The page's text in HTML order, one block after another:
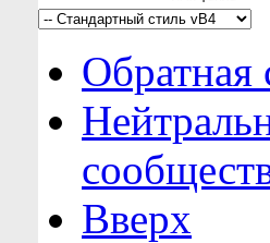
Обратная
Вверх